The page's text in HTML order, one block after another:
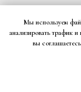
ЧТО
Мы используем
анализировать трафик
вы